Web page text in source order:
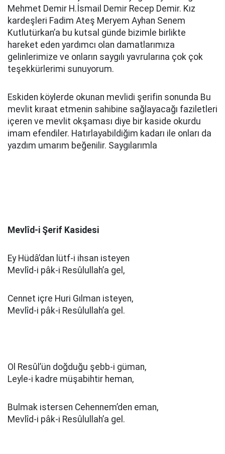
Mehmet Demir H.İsmail Demir Recep Demir. Kız
kardeşleri Fadim Ateş Meryem Ayhan Senem
Kutlutürkan’a bu kutsal günde bizimle birlikte
hareket eden yardımcı olan damatlarımıza
gelinlerimize ve onların saygılı yavrularına çok çok
teşekkürlerimi sunuyorum.
Eskiden köylerde okunan mevlidi şerifin sonunda Bu
mevlit kıraat etmenin sahibine sağlayacağı faziletleri
içeren ve mevlit okşaması diye bir kaside okurdu
imam efendiler. Hatırlayabildiğim kadarı ile onları da
yazdım umarım beğenilir. Saygılarımla
Mevlîd-i Şerif Kasidesi
Ey Hüdâ’dan lütf-i ihsan isteyen
Mevlîd-i pâk-i Resûlullah’a gel,
Cennet içre Huri Gılman isteyen,
Mevlîd-i pâk-i Resûlullah’a gel.
Ol Resûl’ün doğduğu şebb-i güman,
Leyle-i kadre müşabihtir heman,
Bulmak istersen Cehennem’den eman,
Mevlîd-i pâk-i Resûlullah’a gel.